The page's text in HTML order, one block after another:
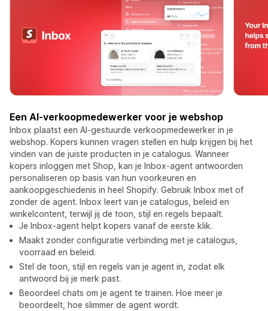
Een AI-verkoopmedewerker voor je webshop
Inbox plaatst een AI-gestuurde verkoopmedewerker in je
webshop. Kopers kunnen vragen stellen en hulp krijgen bij het
vinden van de juiste producten in je catalogus. Wanneer
kopers inloggen met Shop, kan je Inbox-agent antwoorden
personaliseren op basis van hun voorkeuren en
aankoopgeschiedenis in heel Shopify. Gebruik Inbox met of
zonder de agent. Inbox leert van je catalogus, beleid en
winkelcontent, terwijl jij de toon, stijl en regels bepaalt.
Je Inbox-agent helpt kopers vanaf de eerste klik.
Maakt zonder configuratie verbinding met je catalogus,
voorraad en beleid.
Stel de toon, stijl en regels van je agent in, zodat elk
antwoord bij je merk past.
Beoordeel chats om je agent te trainen. Hoe meer je
beoordeelt, hoe slimmer de agent wordt.